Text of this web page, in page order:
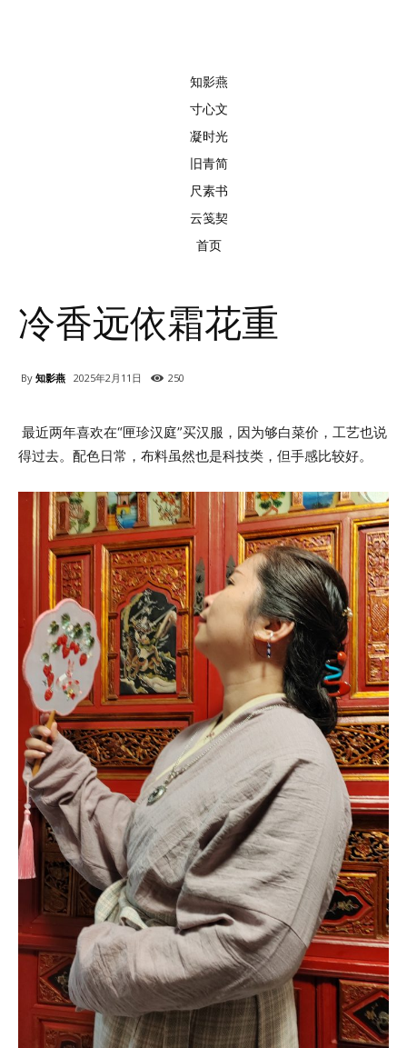
知影燕
寸心文
凝时光
旧青简
尺素书
云笺契
首页
冷香远依霜花重
By 知影燕 2025年2月11日 250
最近两年喜欢在“匣珍汉庭”买汉服，因为够白菜价，工艺也说
得过去。配色日常，布料虽然也是科技类，但手感比较好。